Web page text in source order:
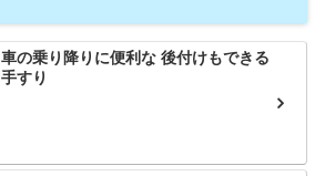
車の乗り降りに便利な 後付けもできる
手すり